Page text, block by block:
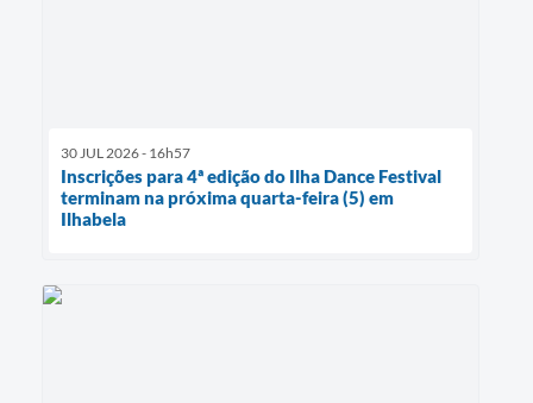
30 JUL 2026 - 16h57
Inscrições para 4ª edição do Ilha Dance Festival
terminam na próxima quarta-feira (5) em
Ilhabela